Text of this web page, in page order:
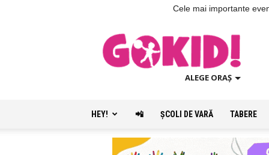
Cele mai importante
ALEGE ORAȘ
HEY! 📲 ŞCOLI DE VARĂ TABERE